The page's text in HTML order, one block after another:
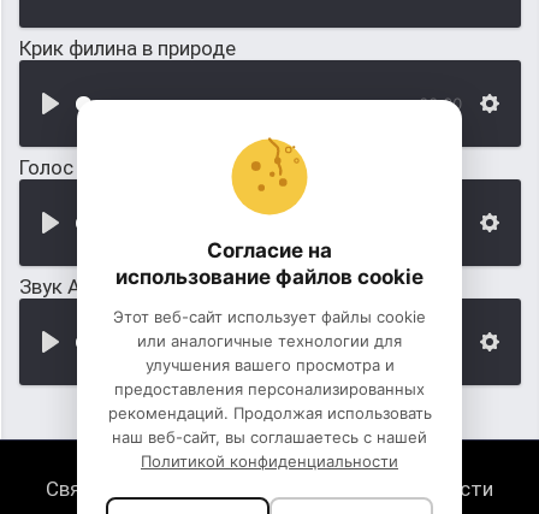
Крик филина в природе
00:00
Голос белки в лесу
Звук Аризонской белки
Связь с нами
Политика конфиденциальности
Согласие на
использование файлов cookie
Этот веб-сайт использует файлы cookie
или аналогичные технологии для
улучшения вашего просмотра и
предоставления персонализированных
рекомендаций. Продолжая использовать
наш веб-сайт, вы соглашаетесь с нашей
Политикой конфиденциальности